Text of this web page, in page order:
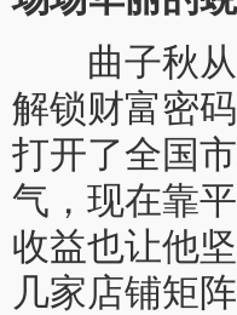
曲子秋从
解锁财富密
打开了全国
气，现在靠
收益也让他
几家店铺矩